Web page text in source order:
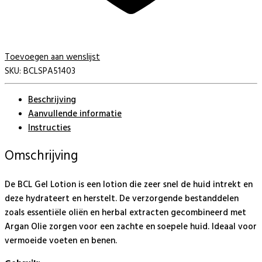
Toevoegen aan wenslijst
SKU: BCLSPA51403
Beschrijving
Aanvullende informatie
Instructies
Omschrijving
De BCL Gel Lotion is een lotion die zeer snel de huid intrekt en
deze hydrateert en herstelt. De verzorgende bestanddelen
zoals essentiële oliën en herbal extracten gecombineerd met
Argan Olie zorgen voor een zachte en soepele huid. Ideaal voor
vermoeide voeten en benen.